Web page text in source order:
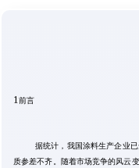
1前言
据统计，我国涂料生产企业
质参差不齐。随着市场竞争的风云